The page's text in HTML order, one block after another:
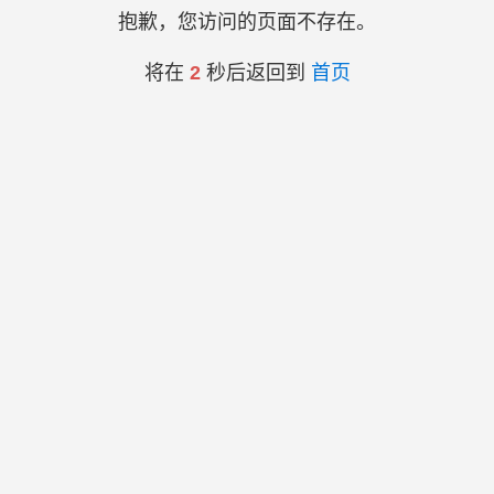
抱歉，您访问的页面不存在。
将在 2秒后返回到 首页